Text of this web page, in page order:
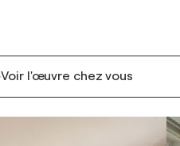
Voir l'œuvre chez vous